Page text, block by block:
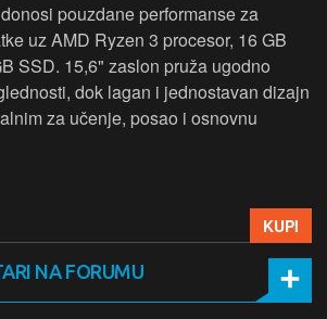
pouzdane performanse za
uz AMD Ryzen 3 procesor, 16 GB
SSD. 15,6" zaslon pruža ugodno
dok lagan i jednostavan dizajn
za učenje, posao i osnovnu
KUPI
NA FORUMU